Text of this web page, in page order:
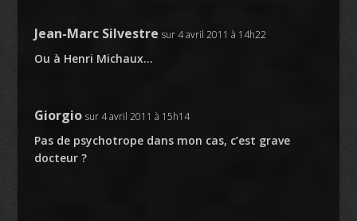
Jean-Marc Silvestre sur 4 avril 2011 à 14h22
Ou à Henri Michaux…
Giorgio sur 4 avril 2011 à 15h14
Pas de psychotrope dans mon cas, c’est grave
docteur ?